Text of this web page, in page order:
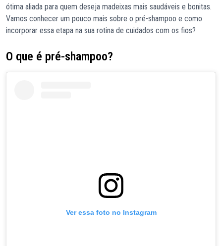
ótima aliada para quem deseja madeixas mais saudáveis e bonitas.
Vamos conhecer um pouco mais sobre o pré-shampoo e como
incorporar essa etapa na sua rotina de cuidados com os fios?
O que é pré-shampoo?
Ver essa foto no Instagram